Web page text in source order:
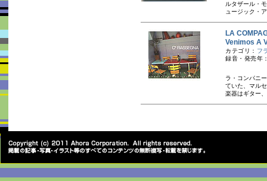
ルタザール・
ュージック・
LA
Venimos
カテゴリ： フ
録音・発売年
ラ・コンパニ
ていた、マル
楽器はギター